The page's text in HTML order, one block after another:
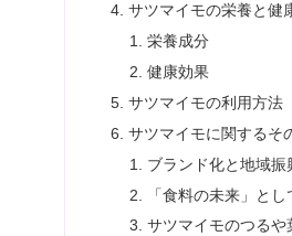
サツマイモの栄養と健
栄養成分
健康効果
サツマイモの利用方法
サツマイモに関するそ
ブランド化と地域振
「食料の未来」と
サツマイモのつるや